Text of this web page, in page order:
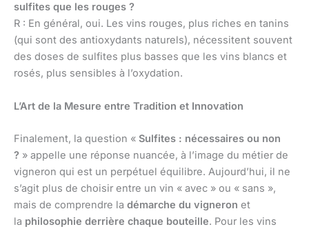
sulfites que les rouges ?
R : En général, oui. Les vins rouges, plus riches en tanins
(qui sont des antioxydants naturels), nécessitent souvent
des doses de sulfites plus basses que les vins blancs et
rosés, plus sensibles à l’oxydation.
L’Art de la Mesure entre Tradition et Innovation
Finalement, la question « Sulfites : nécessaires ou non
? » appelle une réponse nuancée, à l’image du métier de
vigneron qui est un perpétuel équilibre. Aujourd’hui, il ne
s’agit plus de choisir entre un vin « avec » ou « sans »,
mais de comprendre la démarche du vigneron et
la philosophie derrière chaque bouteille. Pour les vins